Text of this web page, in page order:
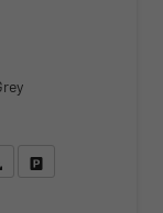
Sie an
Fahrzeugexposé (PDF)
Fahrzeug parken